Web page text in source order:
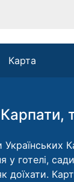
Карта
Українських
у готелі,
доїхати.